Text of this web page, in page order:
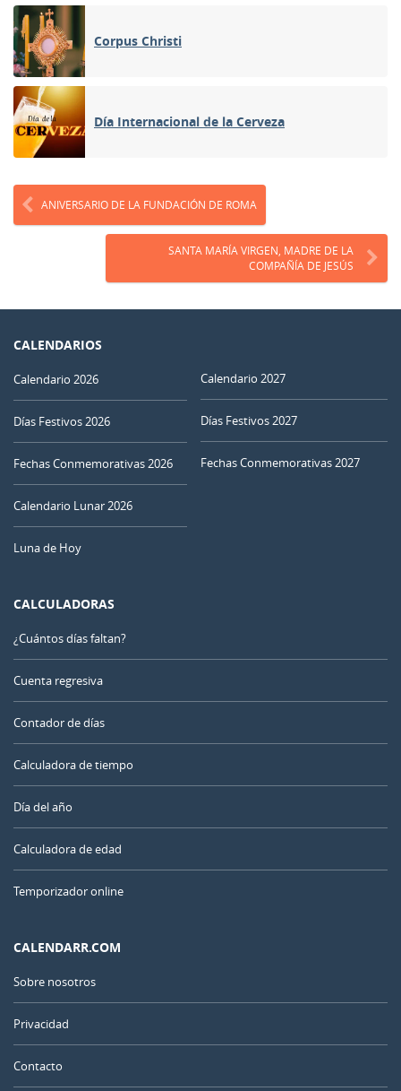
Corpus Christi
Día Internacional de la Cerveza
ANIVERSARIO DE LA FUNDACIÓN DE ROMA
SANTA MARÍA VIRGEN, MADRE DE LA
COMPAÑÍA DE JESÚS
CALENDARIOS
Calendario 2026
Días Festivos 2026
Fechas Conmemorativas 2026
Calendario Lunar 2026
Luna de Hoy
Calendario 2027
Días Festivos 2027
Fechas Conmemorativas 2027
CALCULADORAS
¿Cuántos días faltan?
Cuenta regresiva
Contador de días
Calculadora de tiempo
Día del año
Calculadora de edad
Temporizador online
CALENDARR.COM
Sobre nosotros
Privacidad
Contacto